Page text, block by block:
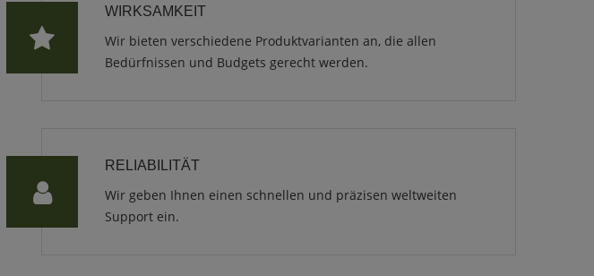
WIRKSAMKEIT
Wir bieten verschiedene Produktvarianten an, die allen
Bedürfnissen und Budgets gerecht werden.
RELIABILITÄT
Wir geben Ihnen einen schnellen und präzisen weltweiten
Support ein.